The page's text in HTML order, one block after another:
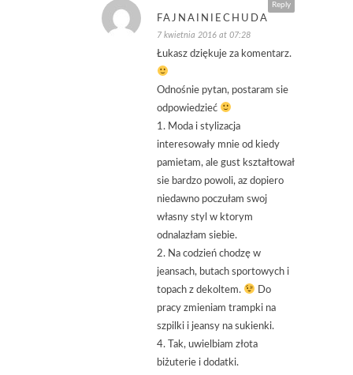
Reply
FAJNAINIECHUDA
7 kwietnia 2016 at 07:28
Łukasz dziękuje za komentarz.
Odnośnie pytan, postaram sie
odpowiedzieć
1. Moda i stylizacja
interesowały mnie od kiedy
pamietam, ale gust kształtował
sie bardzo powoli, az dopiero
niedawno poczułam swoj
własny styl w ktorym
odnalazłam siebie.
2. Na codzień chodzę w
jeansach, butach sportowych i
topach z dekoltem.
Do
pracy zmieniam trampki na
szpilki i jeansy na sukienki.
4. Tak, uwielbiam złota
biżuterie i dodatki.